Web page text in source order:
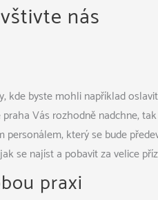
nás
kde byste mohli například
praha Vás rozhodně nadchne,
personálem, který se bude
se najíst a pobavit za velice
praxi